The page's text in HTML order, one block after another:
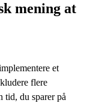
mening at
et
flere
tid, du sparer på